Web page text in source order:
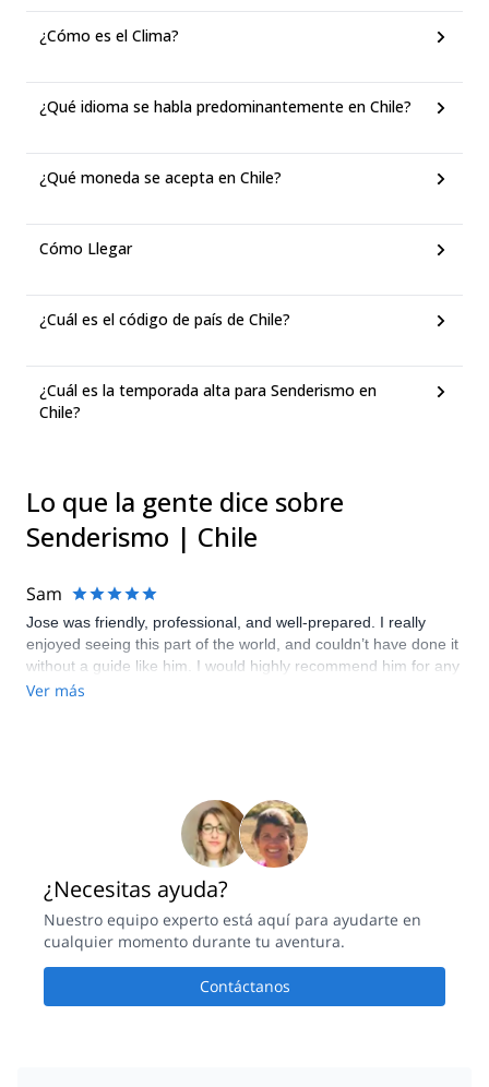
¿Cómo es el Clima?
¿Qué idioma se habla predominantemente en Chile?
¿Qué moneda se acepta en Chile?
Cómo Llegar
¿Cuál es el código de país de Chile?
¿Cuál es la temporada alta para Senderismo en
Chile?
Lo que la gente dice sobre
Senderismo | Chile
Sam
Jose was friendly, professional, and well-prepared. I really
enjoyed seeing this part of the world, and couldn’t have done it
without a guide like him. I would highly recommend him for any
trips he offers.
Ver más
¿Necesitas ayuda?
Nuestro equipo experto está aquí para ayudarte en
cualquier momento durante tu aventura.
Contáctanos